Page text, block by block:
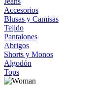
Accesorios
Blusas y Camisas
Tejido
Pantalones
Abrigos
Shorts y Monos
Algodón
Tops